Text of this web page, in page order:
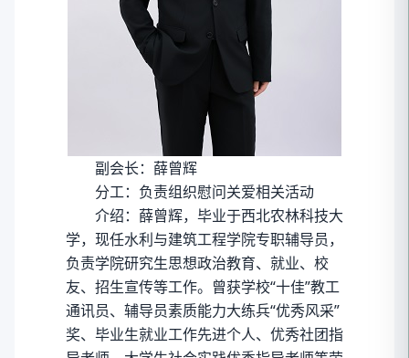
副会长：薛曾辉
分工：负责组织慰问关爱相关活动
介绍：薛曾辉，毕业于西北农林科技大
学，现任水利与建筑工程学院专职辅导员，
负责学院研究生思想政治教育、就业、校
友、招生宣传等工作。曾获学校“十佳”教工
通讯员、辅导员素质能力大练兵“优秀风采”
奖、毕业生就业工作先进个人、优秀社团指